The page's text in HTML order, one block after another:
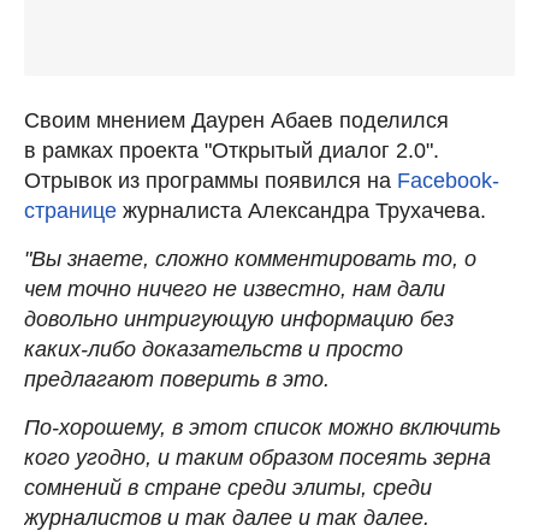
Своим мнением Даурен Абаев поделился
в рамках проекта "Открытый диалог 2.0".
Отрывок из программы появился на Facebook-
странице журналиста Александра Трухачева.
"Вы знаете, сложно комментировать то, о
чем точно ничего не известно, нам дали
довольно интригующую информацию без
каких-либо доказательств и просто
предлагают поверить в это.
По-хорошему, в этот список можно включить
кого угодно, и таким образом посеять зерна
сомнений в стране среди элиты, среди
журналистов и так далее и так далее.